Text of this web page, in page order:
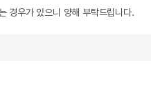
경우가 있으니 양해 부탁드립니다.